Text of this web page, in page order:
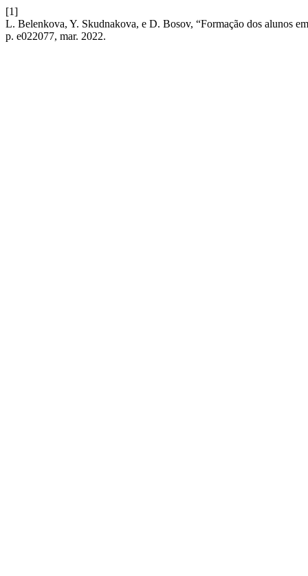
[1]
L. Belenkova, Y. Skudnakova, e D. Bosov, “Formação dos alunos
p. e022077, mar. 2022.